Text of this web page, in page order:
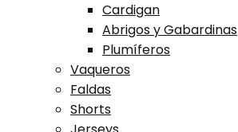
Cardigan
Abrigos y Gabardinas
Plumíferos
Vaqueros
Faldas
Shorts